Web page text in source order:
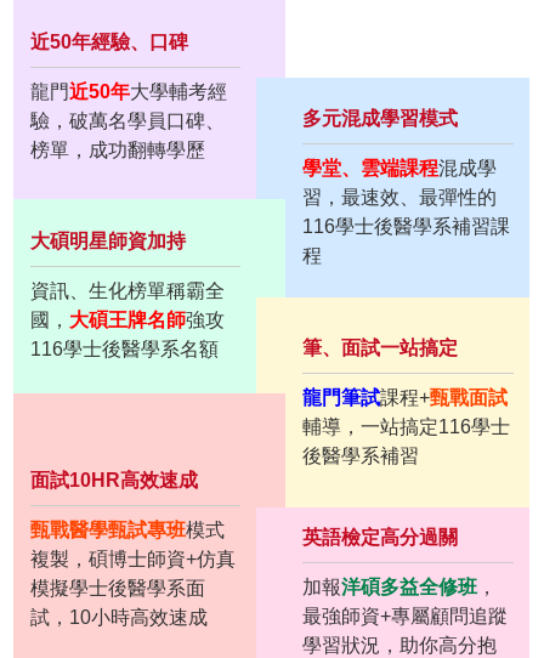
近50年經驗、口碑
龍門近50年大學輔考經
驗，破萬名學員口碑、
榜單，成功翻轉學歷
多元混成學習模式
學堂、雲端課程混成學
習，最速效、最彈性的
116學士後醫學系補習課
程
大碩明星師資加持
資訊、生化榜單稱霸全
國， 大碩王牌名師強攻
116學士後醫學系名額
筆、面試一站搞定
龍門筆試課程+甄戰面試
輔導，一站搞定116學士
後醫學系補習
面試10HR高效速成
甄戰醫學甄試專班模式
複製，碩博士師資+仿真
模擬學士後醫學系面
試，10小時高效速成
英語檢定高分過關
加報洋碩多益全修班，
最強師資+專屬顧問追蹤
學習狀況，助你高分抱